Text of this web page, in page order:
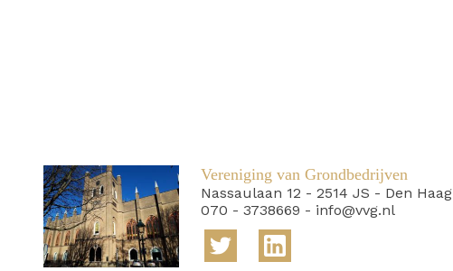
Vereniging van Grondbedrijven
Nassaulaan 12 - 2514 JS - Den Haag
070 - 3738669 - info@vvg.nl